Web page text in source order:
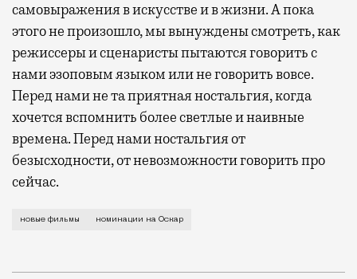
самовыражения в искусстве и в жизни. А пока
этого не произошло, мы вынуждены смотреть, как
режиссеры и сценаристы пытаются говорить с
нами эзоповым языком или не говорить вовсе.
Перед нами не та приятная ностальгия, когда
хочется вспомнить более светлые и наивные
времена. Перед нами ностальгия от
безысходности, от невозможности говорить про
сейчас.
Даже беглый взгляд на оскаровских номинантов
новые фильмы номинации на Оскар